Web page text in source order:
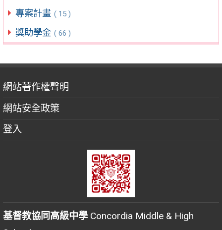
專案計畫 ( 15 )
獎助學金 ( 66 )
網站著作權聲明
網站安全政策
登入
基督教協同高級中學 Concordia Middle & High